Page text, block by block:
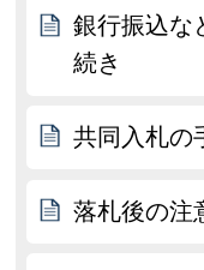
銀行振込な
続き
共同入札の
落札後の注